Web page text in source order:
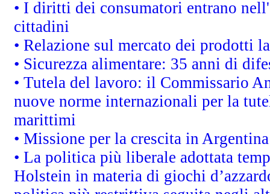
• I diritti dei consumatori entrano
cittadini
• Relazione sul mercato dei prodotti
• Sicurezza alimentare: 35 anni di
• Tutela del lavoro: il Commissario
nuove norme internazionali per la
marittimi
• Missione per la crescita in
• La politica più liberale adottata
Holstein in materia di giochi